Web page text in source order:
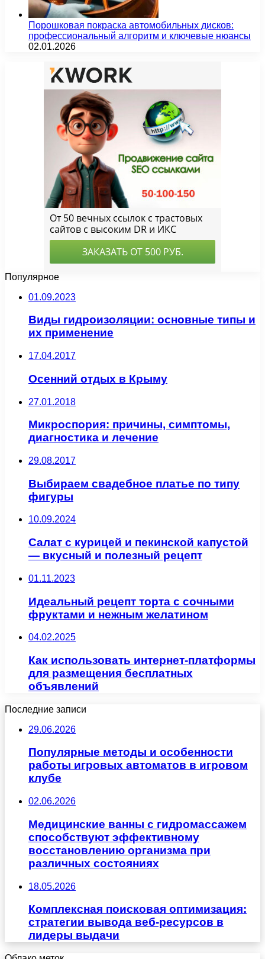
Порошковая покраска автомобильных дисков:
профессиональный алгоритм и ключевые нюансы
02.01.2026
Популярное
01.09.2023
Виды гидроизоляции: основные типы и
их применение
17.04.2017
Осенний отдых в Крыму
27.01.2018
Микроспория: причины, симптомы,
диагностика и лечение
29.08.2017
Выбираем свадебное платье по типу
фигуры
10.09.2024
Салат с курицей и пекинской капустой
— вкусный и полезный рецепт
01.11.2023
Идеальный рецепт торта с сочными
фруктами и нежным желатином
04.02.2025
Как использовать интернет-платформы
для размещения бесплатных
объявлений
Последние записи
29.06.2026
Популярные методы и особенности
работы игровых автоматов в игровом
клубе
02.06.2026
Медицинские ванны с гидромассажем
способствуют эффективному
восстановлению организма при
различных состояниях
18.05.2026
Комплексная поисковая оптимизация:
стратегии вывода веб-ресурсов в
лидеры выдачи